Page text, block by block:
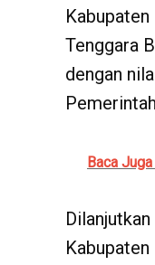
Tenggara
dengan
Baca Juga